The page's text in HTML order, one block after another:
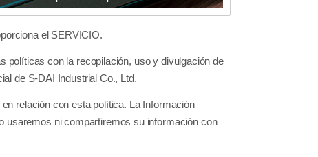
el SERVICIO.
políticas con la recopilación, uso y divulgación de
de S-DAI Industrial Co., Ltd.
relación con esta política. La Información
usaremos ni compartiremos su información con